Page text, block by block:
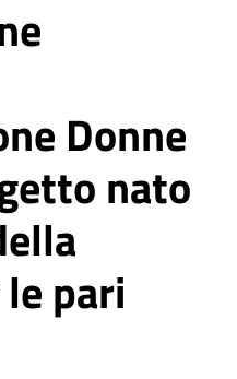
Donne
nato
pari